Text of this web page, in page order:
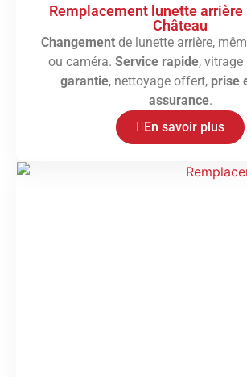
Remplacement lunette
Château
Changement de lunette arrière,
ou caméra. Service rapide, vitrage
garantie, nettoyage offert, prise
assurance.
En savoir plus